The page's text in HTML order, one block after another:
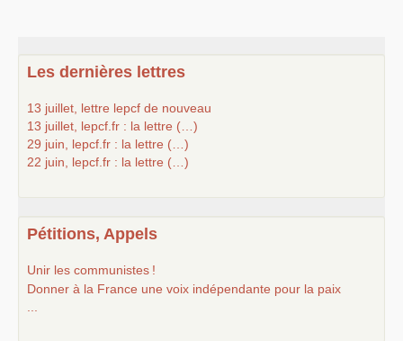
Les dernières lettres
13 juillet, lettre lepcf de nouveau
13 juillet, lepcf.fr : la lettre (…)
29 juin, lepcf.fr : la lettre (…)
22 juin, lepcf.fr : la lettre (…)
Pétitions, Appels
Unir les communistes !
Donner à la France une voix indépendante pour la paix